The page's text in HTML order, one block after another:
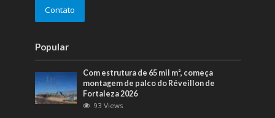
Contato
Popular
Com estrutura de 65 mil m², começa
montagem de palco do Réveillon de
Fortaleza 2026
93 Views